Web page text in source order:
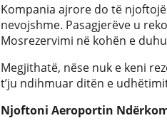
Kompania ajrore do të
nevojshme. Pasagjerëve u
Mosrezervimi në kohën e
Megjithatë, nëse nuk e keni
t’ju ndihmuar ditën e
Njoftoni Aeroportin